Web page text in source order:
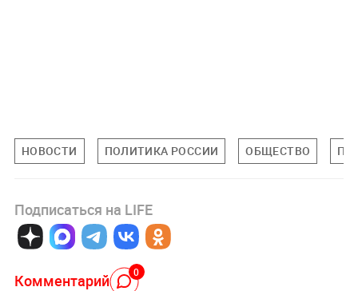
НОВОСТИ ПОЛИТИКА РОССИИ ОБЩЕСТВО
Подписаться на LIFE
Комментарий 0